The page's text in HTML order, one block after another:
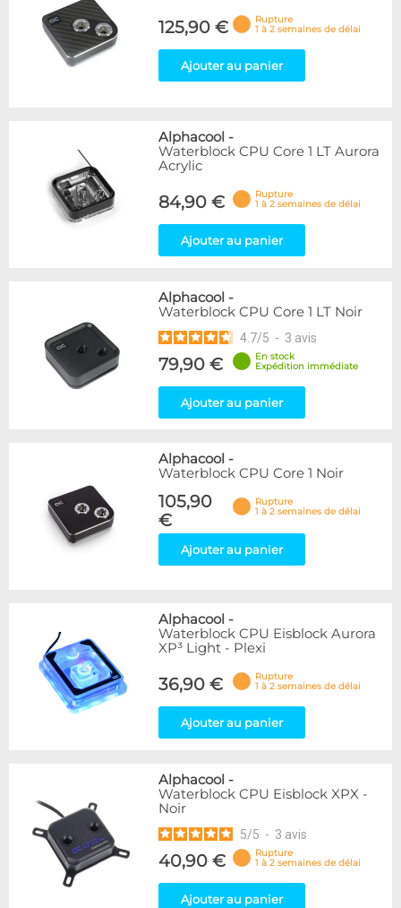
125,90 €
Rupture
1 à 2 semaines de délai
Ajouter au panier
Alphacool -
Waterblock CPU Core 1 LT Aurora
Acrylic
84,90 €
Rupture
1 à 2 semaines de délai
Ajouter au panier
Alphacool -
Waterblock CPU Core 1 LT Noir
4.7/5 - 3 avis
79,90 €
En stock
Expédition immédiate
Ajouter au panier
Alphacool -
Waterblock CPU Core 1 Noir
105,90
€
Rupture
1 à 2 semaines de délai
Ajouter au panier
Alphacool -
Waterblock CPU Eisblock Aurora
XP³ Light - Plexi
36,90 €
Rupture
1 à 2 semaines de délai
Ajouter au panier
Alphacool -
Waterblock CPU Eisblock XPX -
Noir
5/5 - 3 avis
40,90 €
Rupture
1 à 2 semaines de délai
Ajouter au panier